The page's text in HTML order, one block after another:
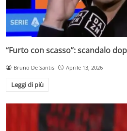
“Furto con scasso”: scandalo
Bruno De Santis Aprile 13, 2026
Leggi di più